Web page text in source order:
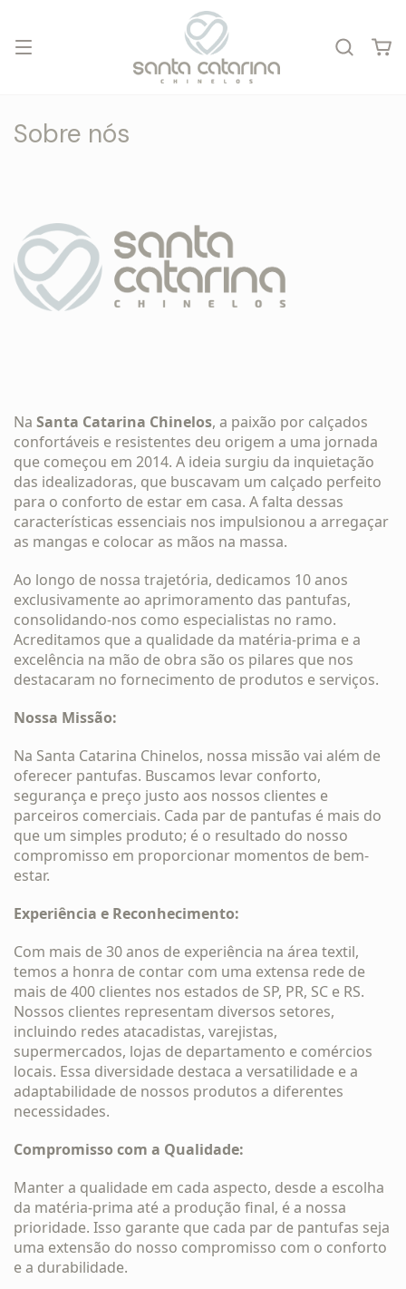
Sobre nós
Na Santa Catarina Chinelos, a paixão por calçados
confortáveis e resistentes deu origem a uma jornada
que começou em 2014. A ideia surgiu da inquietação
das idealizadoras, que buscavam um calçado perfeito
para o conforto de estar em casa. A falta dessas
características essenciais nos impulsionou a arregaçar
as mangas e colocar as mãos na massa.
Ao longo de nossa trajetória, dedicamos 10 anos
exclusivamente ao aprimoramento das pantufas,
consolidando-nos como especialistas no ramo.
Acreditamos que a qualidade da matéria-prima e a
excelência na mão de obra são os pilares que nos
destacaram no fornecimento de produtos e serviços.
Nossa Missão:
Na Santa Catarina Chinelos, nossa missão vai além de
oferecer pantufas. Buscamos levar conforto,
segurança e preço justo aos nossos clientes e
parceiros comerciais. Cada par de pantufas é mais do
que um simples produto; é o resultado do nosso
compromisso em proporcionar momentos de bem-
estar.
Experiência e Reconhecimento:
Com mais de 30 anos de experiência na área textil,
temos a honra de contar com uma extensa rede de
mais de 400 clientes nos estados de SP, PR, SC e RS.
Nossos clientes representam diversos setores,
incluindo redes atacadistas, varejistas,
supermercados, lojas de departamento e comércios
locais. Essa diversidade destaca a versatilidade e a
adaptabilidade de nossos produtos a diferentes
necessidades.
Compromisso com a Qualidade:
Manter a qualidade em cada aspecto, desde a escolha
da matéria-prima até a produção final, é a nossa
prioridade. Isso garante que cada par de pantufas seja
uma extensão do nosso compromisso com o conforto
e a durabilidade.